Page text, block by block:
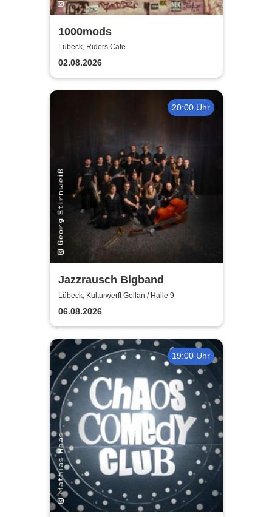
1000mods
Lübeck, Riders Cafe
02.08.2026
20:00 Uhr
Jazzrausch Bigband
Lübeck, Kulturwerft Gollan / Halle 9
06.08.2026
19:00 Uhr